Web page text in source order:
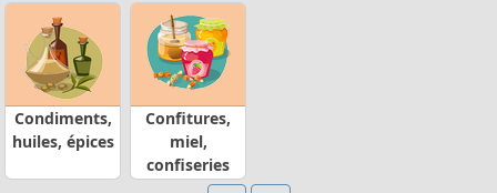
Condiments,
huiles, épices
Confitures,
miel,
confiseries